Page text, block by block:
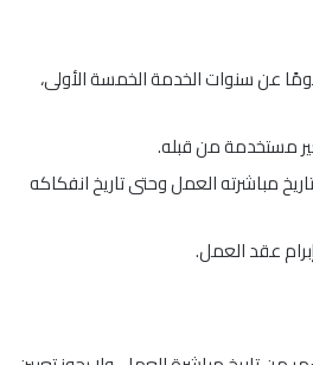
نهاية الخدمة، والتي تحسب وفق الأجر الأساسي بما يعادل أجر 21 يومًا عن سنوات الخدمة الخمسة الأولى،
مستخدمة من قبله.
مباشرته العمل وحتى تاريخ انفكاكه
عقد العمل.